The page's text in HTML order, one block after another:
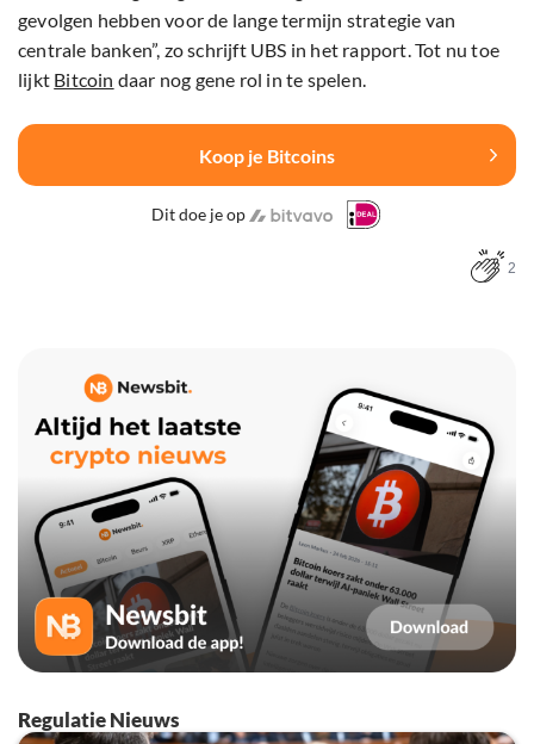
gevolgen hebben voor de lange termijn strategie van
centrale banken”, zo schrijft UBS in het rapport. Tot nu toe
lijkt Bitcoin daar nog gene rol in te spelen.
Koop je Bitcoins
Dit doe je op
2
Regulatie Nieuws